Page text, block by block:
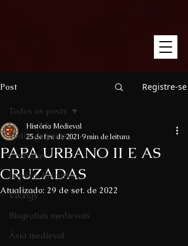
Post Registre-se
Todos os posts
Cruzadas
Império Bizantino
Vikings
Biografias medievais
Ásia medieval
Todos os posts
PAPA URBANO II E AS
CRUZADAS
História Medieval
25 de fev. de 2021 9 min de leitura
Atualizado: 29 de set. de 2022